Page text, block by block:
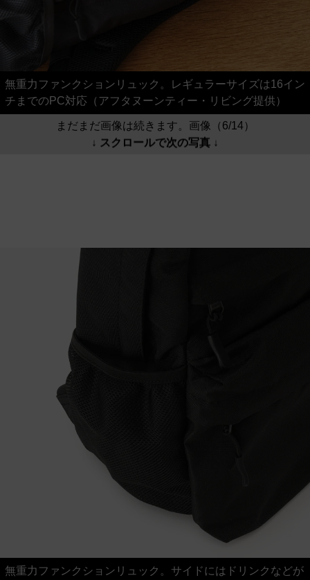
無重力ファンクションリュック。レギュラーサイズは16イン
チまでのPC対応（アフタヌーンティー・リビング提供）
まだまだ画像は続きます。画像（6/14）
↓ スクロールで次の写真 ↓
無重力ファンクションリュック。サイドにはドリンクなどが